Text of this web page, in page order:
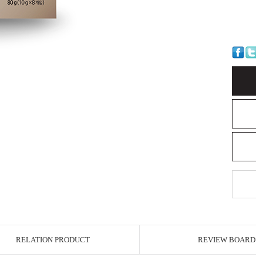
RELATION PRODUCT REVIEW BOARD